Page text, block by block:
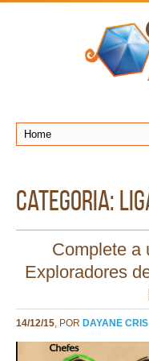
Categoria:
Complete a
Exploradores
14/12/15, POR DAYANE CRIS